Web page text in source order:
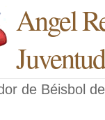
Angel
Juventud
de Béisbol